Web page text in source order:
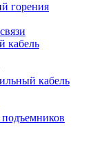
горения
кабель
кабель